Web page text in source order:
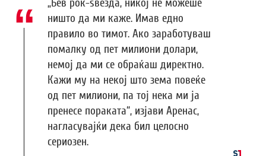
„Бев рок-ѕвезда, никој не можеше
ништо да ми каже. Имав едно
правило во тимот. Ако заработуваш
помалку од пет милиони долари,
немој да ми се обраќаш директно.
Кажи му на некој што зема повеќе
од пет милиони, па тој нека ми ја
пренесе пораката“, изјави Аренас,
нагласувајќи дека бил целосно
сериозен.